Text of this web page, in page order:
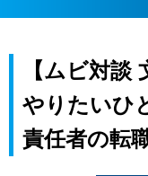
【ムビ対談
やりたいひ
責任者の転